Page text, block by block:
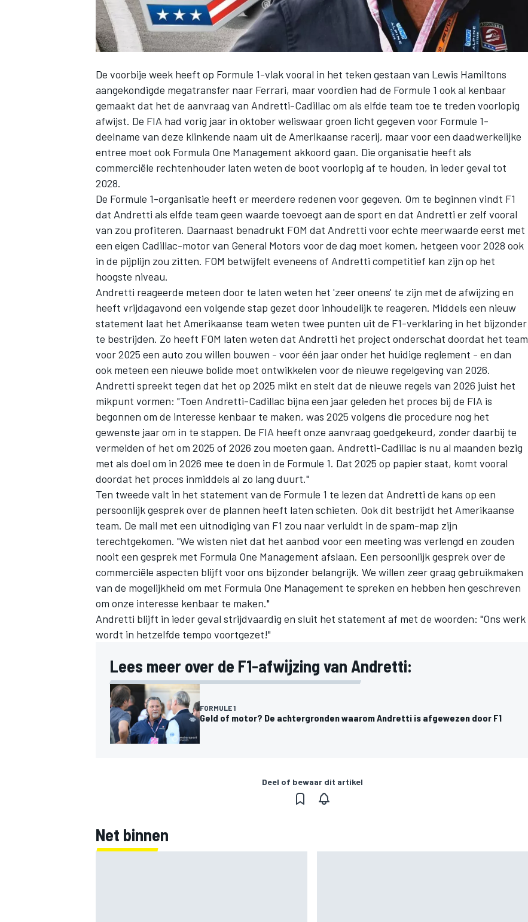
WEC DTM
De voorbije week heeft op Formule 1-vlak vooral in het teken gestaan van Lewis Hamiltons
aangekondigde megatransfer naar Ferrari, maar voordien had de Formule 1 ookal kenbaar
gemaakt dat het de aanvraag van Andretti-Cadillac om als elfde team toe te treden voorlopig
afwijst. De FIA had vorig jaar in oktober weliswaar groen licht gegeven voor Formule 1-
deelname van deze klinkende naam uit de Amerikaanse racerij, maar voor een daadwerkelijke
entree moet ook Formula One Management akkoord gaan. Die organisatie heeft als
commerciële rechtenhouder laten weten de boot voorlopig af te houden, in ieder geval tot
2028.
De Formule 1-organisatie heeft er meerdere redenen voor gegeven. Om te beginnen vindt F1
dat Andretti als elfde team geen waarde toevoegt aan de sport en dat Andretti er zelf vooral
van zou profiteren. Daarnaast benadrukt FOM dat Andretti voor echte meerwaarde eerst met
een eigen Cadillac-motor van General Motors voor de dag moet komen, hetgeen voor 2028 ook
in de pijplijn zou zitten. FOM betwijfelt eveneens of Andretti competitief kan zijn op het
hoogste niveau.
Andretti reageerde meteen door te laten weten het 'zeer oneens' te zijn met de afwijzing en
heeft vrijdagavond een volgende stap gezet door inhoudelijk te reageren. Middels een nieuw
statement laat het Amerikaanse team weten twee punten uit de F1-verklaring in het bijzonder
te bestrijden. Zo heeft FOM laten weten dat Andretti het project onderschat doordat het team
voor 2025 een auto zou willen bouwen - voor één jaar onder het huidige reglement - en dan
ook meteen een nieuwe bolide moet ontwikkelen voor de nieuwe regelgeving van 2026.
Andretti spreekt tegen dat het op 2025 mikt en stelt dat de nieuwe regels van 2026 juist het
mikpunt vormen: "Toen Andretti-Cadillac bijna een jaar geleden het proces bij de FIA is
begonnen om de interesse kenbaar te maken, was 2025 volgens die procedure nog het
gewenste jaar om in te stappen. De FIA heeft onze aanvraag goedgekeurd, zonder daarbij te
vermelden of het om 2025 of 2026 zou moeten gaan. Andretti-Cadillac is nu al maanden bezig
met als doel om in 2026 mee te doen in de Formule 1. Dat 2025 op papier staat, komt vooral
doordat het proces inmiddels al zo lang duurt."
Ten tweede valt in het statement van de Formule 1 te lezen dat Andretti de kans op een
persoonlijk gesprek over de plannen heeft laten schieten. Ook dit bestrijdt het Amerikaanse
team. De mail met een uitnodiging van F1 zou naar verluidt in de spam-map zijn
terechtgekomen. "We wisten niet dat het aanbod voor een meeting was verlengd en zouden
nooit een gesprek met Formula One Management afslaan. Een persoonlijk gesprek over de
commerciële aspecten blijft voor ons bijzonder belangrijk. We willen zeer graag gebruikmaken
van de mogelijkheid om met Formula One Management te spreken en hebben hen geschreven
om onze interesse kenbaar te maken."
Andretti blijft in ieder geval strijdvaardig en sluit het statement af met de woorden: "Ons werk
wordt in hetzelfde tempo voortgezet!"
Lees meer over de F1-afwijzing van Andretti:
FORMULE 1
Geld of motor? De achtergronden waarom Andretti is afgewezen door F1
Deel of bewaar dit artikel
Net binnen